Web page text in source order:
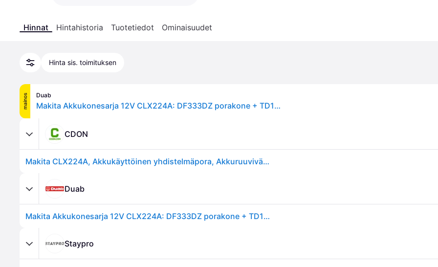
Hinnat Hintahistoria Tuotetiedot Ominaisuudet
Hinta sis. toimituksen
mainos Duab
Makita Akkukonesarja 12V CLX224A: DF333DZ porakone + TD110DZ iskevä ruuvinväännin
CDON
Makita CLX224A, Akkukäyttöinen yhdistelmäpora, Akkuruuviväännin, Musta, Vihreä, 30 Nm, 450 RPM, 1700 RPM, 70 dB
Duab
Makita Akkukonesarja 12V CLX224A: DF333DZ porakone + TD110DZ iskevä ruuvinväännin
Staypro